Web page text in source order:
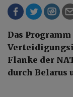
Das
Flanke der
durch Belarus